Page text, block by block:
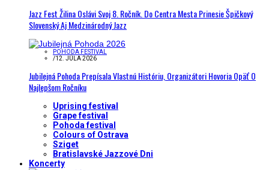
Jazz Fest Žilina Oslávi Svoj 8. Ročník. Do Centra Mesta Prinesie Špičkový
Slovenský Aj Medzinárodný Jazz
POHODA FESTIVAL
/12. JÚLA 2026
Jubilejná Pohoda Prepísala Vlastnú Históriu, Organizátori Hovoria Opäť O
Najlepšom Ročníku
Uprising festival
Grape festival
Pohoda festival
Colours of Ostrava
Sziget
Bratislavské Jazzové Dni
Koncerty